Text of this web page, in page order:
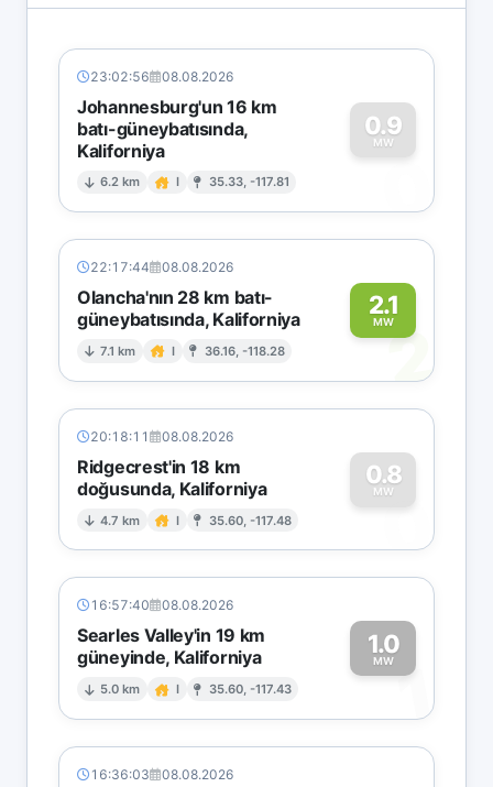
23:02:56 08.08.2026
Johannesburg'un 16 km
batı-güneybatısında,
Kaliforniya
6.2 km I 35.33, -117.81
0.9
MW
0
22:17:44 08.08.2026
Olancha'nın 28 km batı-
güneybatısında, Kaliforniya
7.1 km I 36.16, -118.28
2.1
MW
2
20:18:11 08.08.2026
Ridgecrest'in 18 km
doğusunda, Kaliforniya
4.7 km I 35.60, -117.48
0.8
MW
0
16:57:40 08.08.2026
Searles Valley'in 19 km
güneyinde, Kaliforniya
5.0 km I 35.60, -117.43
1.0
MW1
16:36:03 08.08.2026